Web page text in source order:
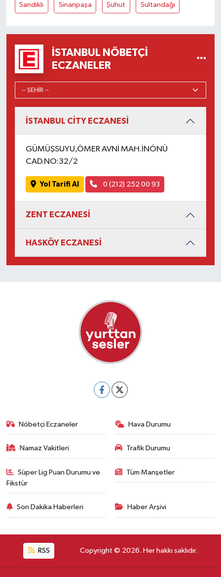
Sandıklı Sinanpaşa Şuhut Sultandağı
İSTANBUL NÖBETÇI
ECZANELER
İSTANBUL CİTY ECZANESİ
GÜMÜŞSUYU,ÖMER AVNİ MAH.İNÖNÜ
CAD.NO:32/2
Yol Tarifi Al 0 (212) 252 00 93
ZENT ECZANESİ
HASKÖY ECZANESİ
Nöbetçi Eczaneler Hava Durumu
Namaz Vakitleri Trafik Durumu
Süper Lig Puan Durumu ve
Fikstür
Tüm Manşetler
Son Dakika Haberleri Haber Arşivi
RSS Copyright © 2026. Her hakkı saklıdır.